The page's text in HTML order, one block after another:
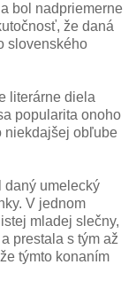
bol nadpriemerne
že daná
slovenského
literárne diela
popularita onoho
niekdajšej obľube
daný umelecký
V jednom
mladej slečny,
prestala s tým až
týmto konaním